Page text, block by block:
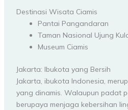
Destinasi Wisata Ciamis
Pantai Pangandaran
Taman Nasional Ujung
Museum Ciamis
Jakarta: Ibukota yang Bersih
Jakarta, ibukota Indonesia,
yang dinamis. Walaupun padat
berupaya menjaga kebersihan